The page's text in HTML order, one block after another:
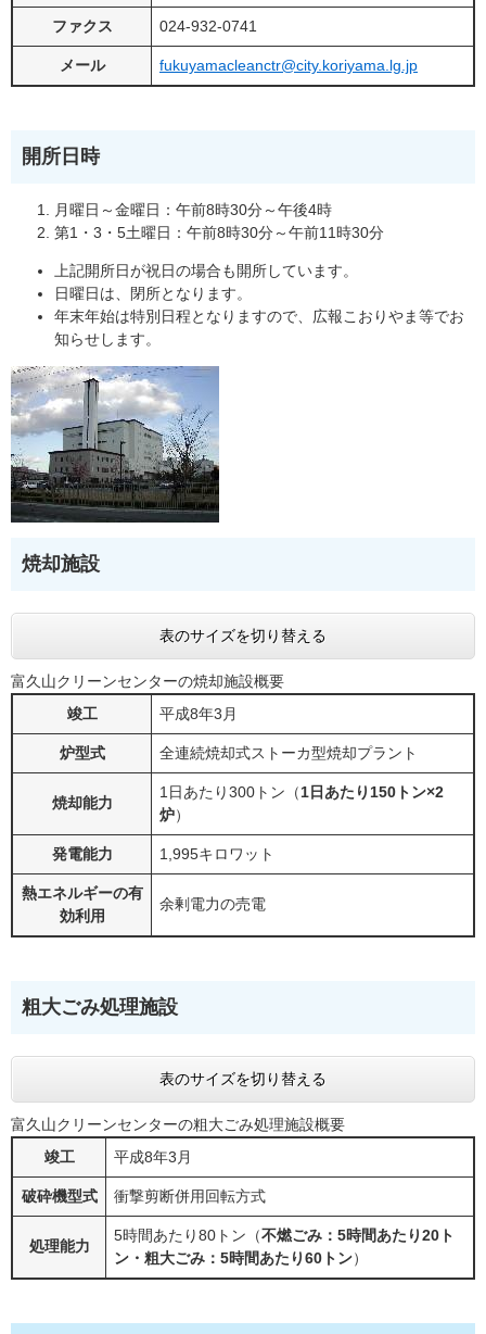
ファクス 024-932-0741
メール fukuyamacleanctr@city.koriyama.lg.jp
開所日時
月曜日～金曜日：午前8時30分～午後4時
第1・3・5土曜日：午前8時30分～午前11時30分
上記開所日が祝日の場合も開所しています。
日曜日は、閉所となります。
年末年始は特別日程となりますので、広報こおりやま等でお
知らせします。
焼却施設
表のサイズを切り替える
富久山クリーンセンターの焼却施設概要
竣工
平成8年3月
炉型式 全連続焼却式ストーカ型焼却プラント
焼却能力
1日あたり300トン（1日あたり150トン×2
炉）
発電能力 1,995キロワット
熱エネルギーの有
効利用
余剰電力の売電
粗大ごみ処理施設
表のサイズを切り替える
富久山クリーンセンターの粗大ごみ処理施設概要
竣工
平成8年3月
破砕機型式 衝撃剪断併用回転方式
処理能力
5時間あたり80トン（不燃ごみ：5時間あたり20ト
ン・粗大ごみ：5時間あたり60トン）